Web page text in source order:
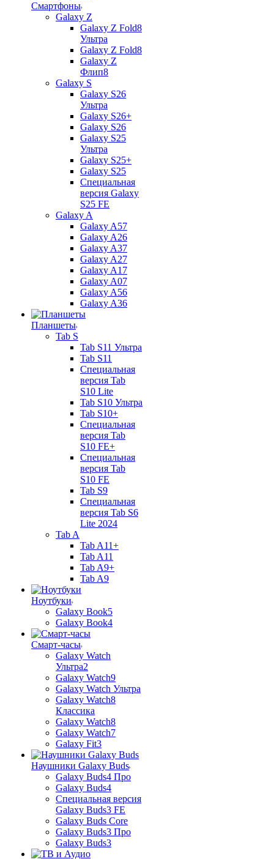
Смартфоны
Galaxy Z
Galaxy Z Fold8
Ультра
Galaxy Z Fold8
Galaxy Z
Флип8
Galaxy S
Galaxy S26
Ультра
Galaxy S26+
Galaxy S26
Galaxy S25
Ультра
Galaxy S25+
Galaxy S25
Специальная
версия Galaxy
S25 FE
Galaxy A
Galaxy A57
Galaxy A26
Galaxy A37
Galaxy A27
Galaxy A17
Galaxy A07
Galaxy A56
Galaxy A36
Планшеты
Tab S
Tab S11 Ультра
Tab S11
Специальная
версия Tab
S10 Lite
Tab S10 Ультра
Tab S10+
Специальная
версия Tab
S10 FE+
Специальная
версия Tab
S10 FE
Tab S9
Специальная
версия Tab S6
Lite 2024
Tab A
Tab A11+
Tab A11
Tab A9+
Tab A9
Ноутбуки
Galaxy Book5
Galaxy Book4
Смарт-часы
Galaxy Watch
Ультра2
Galaxy Watch9
Galaxy Watch Ультра
Galaxy Watch8
Классика
Galaxy Watch8
Galaxy Watch7
Galaxy Fit3
Наушники Galaxy Buds
Galaxy Buds4 Про
Galaxy Buds4
Специальная версия
Galaxy Buds3 FE
Galaxy Buds Core
Galaxy Buds3 Про
Galaxy Buds3